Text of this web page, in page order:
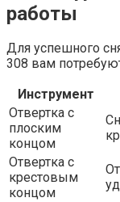
работы
Для успешного
308 вам
Инструмент
Отвертка с
плоским
концом
Отвертка с
крестовым
концом